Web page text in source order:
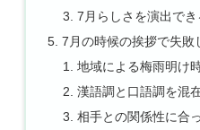
7月らしさを演出で
7月の時候の挨拶で失敗
地域による梅雨明け
漢語調と口語調を混
相手との関係性に合